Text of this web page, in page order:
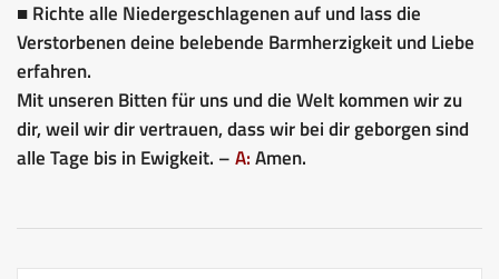
■ Richte alle Niedergeschlagenen auf und lass die
Verstorbenen deine belebende Barmherzigkeit und Liebe
erfahren.
Mit unseren Bitten für uns und die Welt kommen wir zu
dir, weil wir dir vertrauen, dass wir bei dir geborgen sind
alle Tage bis in Ewigkeit. –A:Amen.